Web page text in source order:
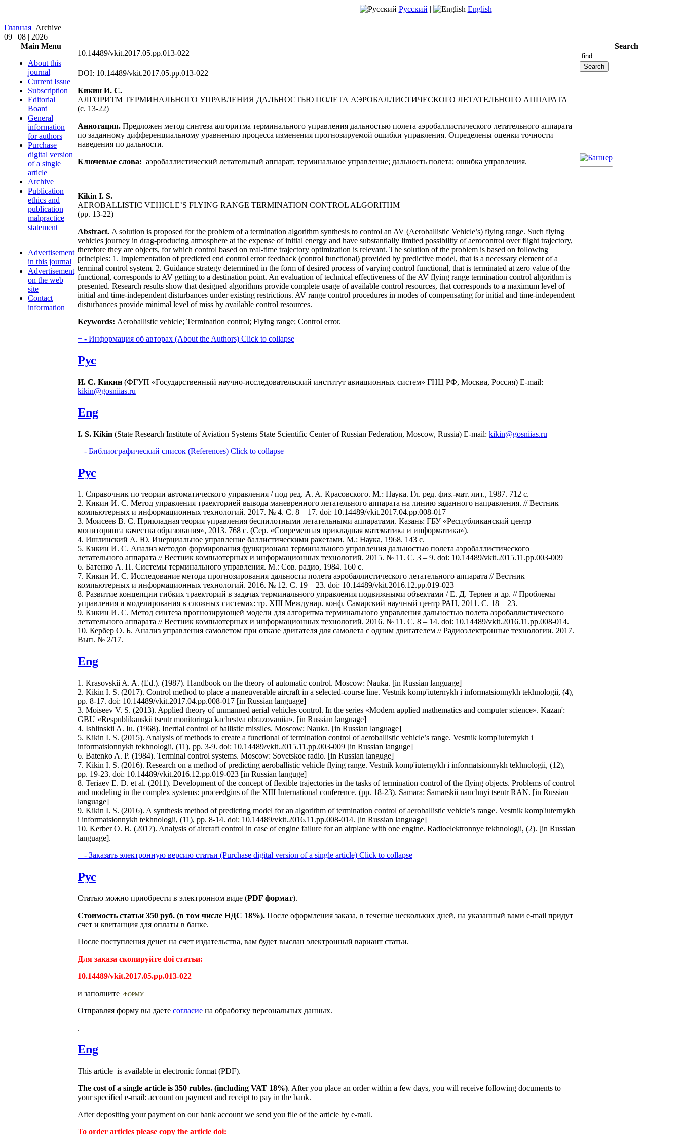
| Русский | English |
Главная Archive
09 | 08 | 2026
Main Menu
About this
journal
Current Issue
Subscription
Editorial
Board
General
information
for authors
Purchase
digital version
of a single
article
Archive
Publication
ethics and
publication
malpractice
statement
Advertisement
in this journal
Advertisement
on the web
site
Contact
information
10.14489/vkit.2017.05.pp.013-022
DOI: 10.14489/vkit.2017.05.pp.013-022
Кикин И. С.
АЛГОРИТМ ТЕРМИНАЛЬНОГО УПРАВЛЕНИЯ ДАЛЬНОСТЬЮ ПОЛЕТА АЭРОБАЛЛИСТИЧЕСКОГО ЛЕТАТЕЛЬНОГО АППАРАТА
(c. 13-22)
Аннотация. Предложен метод синтеза алгоритма терминального управления дальностью полета аэробаллистического летательного аппарата
по заданному дифференциальному уравнению процесса изменения прогнозируемой ошибки управления. Определены оценки точности
наведения по дальности.
Ключевые слова: аэробаллистический летательный аппарат; терминальное управление; дальность полета; ошибка управления.
Kikin I. S.
AEROBALLISTIC VEHICLE’S FLYING RANGE TERMINATION CONTROL ALGORITHM
(pp. 13-22)
Abstract. A solution is proposed for the problem of a termination algorithm synthesis to control an AV (Aeroballistic Vehicle’s) flying range. Such flying
vehicles journey in drag-producing atmosphere at the expense of initial energy and have substantially limited possibility of aerocontrol over flight trajectory,
therefore they are objects, for which control based on real-time trajectory optimization is relevant. The solution of the problem is based on following
principles: 1. Implementation of predicted end control error feedback (control functional) provided by predictive model, that is a necessary element of a
terminal control system. 2. Guidance strategy determined in the form of desired process of varying control functional, that is terminated at zero value of the
functional, corresponds to AV getting to a destination point. An evaluation of technical effectiveness of the AV flying range termination control algorithm is
presented. Research results show that designed algorithms provide complete usage of available control resources, that corresponds to a maximum level of
initial and time-independent disturbances under existing restrictions. AV range control procedures in modes of compensating for initial and time-independent
disturbances provide minimal level of miss by available control resources.
Keywords: Aeroballistic vehicle; Termination control; Flying range; Control error.
+ - Информация об авторах (About the Authors) Click to collapse
Рус
И. С. Кикин (ФГУП «Государственный научно-исследовательский институт авиационных систем» ГНЦ РФ, Москва, Россия) E-mail:
kikin@gosniias.ru
Eng
I. S. Kikin (State Research Institute of Aviation Systems State Scientific Center of Russian Federation, Moscow, Russia) E-mail: kikin@gosniias.ru
+ - Библиографический список (References) Click to collapse
Рус
1. Справочник по теории автоматического управления / под ред. A. A. Красовского. М.: Наука. Гл. ред. физ.-мат. лит., 1987. 712 c.
2. Кикин И. С. Метод управления траекторией вывода маневренного летательного аппарата на линию заданного направления. // Вестник
компьютерных и информационных технологий. 2017. № 4. С. 8 – 17. doi: 10.14489/vkit.2017.04.pp.008-017
3. Моисеев В. С. Прикладная теория управления беспилотными летательными аппаратами. Казань: ГБУ «Республиканский центр
мониторинга качества образования», 2013. 768 с. (Сер. «Современная прикладная математика и информатика»).
4. Ишлинский А. Ю. Инерциальное управление баллистическими ракетами. М.: Наука, 1968. 143 с.
5. Кикин И. С. Анализ методов формирования функционала терминального управления дальностью полета аэробаллистического
летательного аппарата // Вестник компьютерных и информационных технологий. 2015. № 11. С. 3 – 9. doi: 10.14489/vkit.2015.11.pp.003-009
6. Батенко А. П. Системы терминального управления. М.: Сов. радио, 1984. 160 с.
7. Кикин И. С. Исследование метода прогнозирования дальности полета аэробаллистического летательного аппарата // Вестник
компьютерных и информационных технологий. 2016. № 12. С. 19 – 23. doi: 10.14489/vkit.2016.12.pp.019-023
8. Развитие концепции гибких траекторий в задачах терминального управления подвижными объектами / Е. Д. Теряев и др. // Проблемы
управления и моделирования в сложных системах: тр. ХIII Междунар. конф. Самарский научный центр РАН, 2011. C. 18 – 23.
9. Кикин И. С. Метод синтеза прогнозирующей модели для алгоритма терминального управления дальностью полета аэробаллистического
летательного аппарата // Вестник компьютерных и информационных технологий. 2016. № 11. С. 8 – 14. doi: 10.14489/vkit.2016.11.pp.008-014.
10. Кербер О. Б. Анализ управления самолетом при отказе двигателя для самолета с одним двигателем // Радиоэлектронные технологии. 2017.
Вып. № 2/17.
Eng
1. Krasovskii A. A. (Ed.). (1987). Handbook on the theory of automatic control. Moscow: Nauka. [in Russian language]
2. Kikin I. S. (2017). Control method to place a maneuverable aircraft in a selected-course line. Vestnik komp'iuternykh i informatsionnykh tekhnologii, (4),
pp. 8-17. doi: 10.14489/vkit.2017.04.pp.008-017 [in Russian language]
3. Moiseev V. S. (2013). Applied theory of unmanned aerial vehicles control. In the series «Modern applied mathematics and computer science». Kazan':
GBU «Respublikanskii tsentr monitoringa kachestva obrazovaniia». [in Russian language]
4. Ishlinskii A. Iu. (1968). Inertial control of ballistic missiles. Moscow: Nauka. [in Russian language]
5. Kikin I. S. (2015). Analysis of methods to create a functional of termination control of aeroballistic vehicle’s range. Vestnik komp'iuternykh i
informatsionnykh tekhnologii, (11), pp. 3-9. doi: 10.14489/vkit.2015.11.pp.003-009 [in Russian languge]
6. Batenko A. P. (1984). Terminal control systems. Moscow: Sovetskoe radio. [in Russian languge]
7. Kikin I. S. (2016). Research on a method of predicting aeroballistic vehicle flying range. Vestnik komp'iuternykh i informatsionnykh tekhnologii, (12),
pp. 19-23. doi: 10.14489/vkit.2016.12.pp.019-023 [in Russian languge]
8. Teriaev E. D. et al. (2011). Development of the concept of flexible trajectories in the tasks of termination control of the flying objects. Problems of control
and modeling in the complex systems: proceedgins of the ХIII International conference. (pp. 18-23). Samara: Samarskii nauchnyi tsentr RAN. [in Russian
language]
9. Kikin I. S. (2016). A synthesis method of predicting model for an algorithm of termination control of aeroballistic vehicle’s range. Vestnik komp'iuternykh
i informatsionnykh tekhnologii, (11), pp. 8-14. doi: 10.14489/vkit.2016.11.pp.008-014. [in Russian language]
10. Kerber O. B. (2017). Analysis of aircraft control in case of engine failure for an airplane with one engine. Radioelektronnye tekhnologii, (2). [in Russian
language].
+ - Заказать электронную версию статьи (Purchase digital version of a single article) Click to collapse
Рус
Статью можно приобрести в электронном виде (PDF формат).
Стоимость статьи 350 руб. (в том числе НДС 18%). После оформления заказа, в течение нескольких дней, на указанный вами e-mail придут
счет и квитанция для оплаты в банке.
После поступления денег на счет издательства, вам будет выслан электронный вариант статьи.
Для заказа скопируйте doi статьи:
10.14489/vkit.2017.05.pp.013-022
и заполните ФОРМУ
Отправляя форму вы даете согласие на обработку персональных данных.
.
Eng
This article is available in electronic format (PDF).
The cost of a single article is 350 rubles. (including VAT 18%). After you place an order within a few days, you will receive following documents to
your specified e-mail: account on payment and receipt to pay in the bank.
After depositing your payment on our bank account we send you file of the article by e-mail.
To order articles please copy the article doi:
Search